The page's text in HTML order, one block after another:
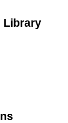
Library